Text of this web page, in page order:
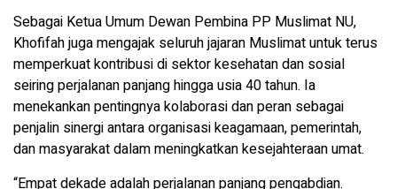
Sebagai Ketua Umum Dewan Pembina PP Muslimat NU,
Khofifah juga mengajak seluruh jajaran Muslimat untuk terus
memperkuat kontribusi di sektor kesehatan dan sosial
seiring perjalanan panjang hingga usia 40 tahun. Ia
menekankan pentingnya kolaborasi dan peran sebagai
penjalin sinergi antara organisasi keagamaan, pemerintah,
dan masyarakat dalam meningkatkan kesejahteraan umat.
“Empat dekade adalah perjalanan panjang pengabdian.